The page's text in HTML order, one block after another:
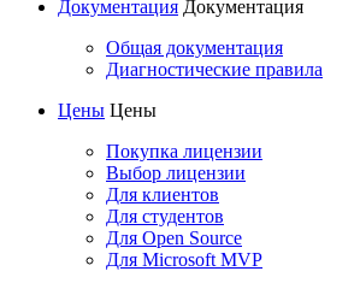
Документация Документация
Общая документация
Диагностические правила
Цены Цены
Покупка лицензии
Выбор лицензии
Для клиентов
Для студентов
Для Open Source
Для Microsoft MVP